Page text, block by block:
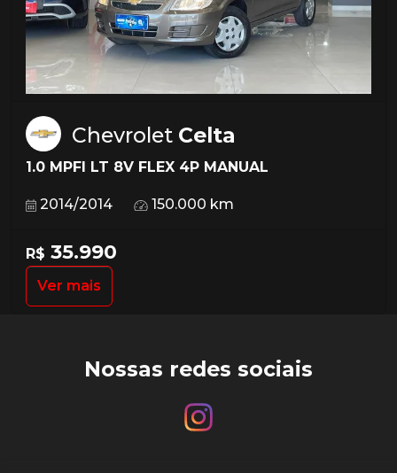
Chevrolet Celta
1.0 MPFI LT 8V FLEX 4P MANUAL
2014/2014 150.000 km
R$ 35.990
Ver mais
Nossas redes sociais